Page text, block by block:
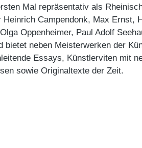
Mal repräsentativ als
Heinrich Campendonk, Max Ernst,
Oppenheimer, Paul Adolf
bietet neben Meisterwerken der
Essays, Künstlerviten mit
sowie Originaltexte der Zeit.